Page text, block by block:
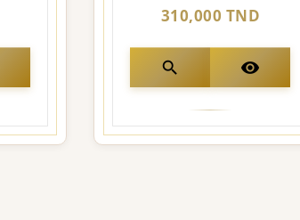
310,000 TND
search visibility